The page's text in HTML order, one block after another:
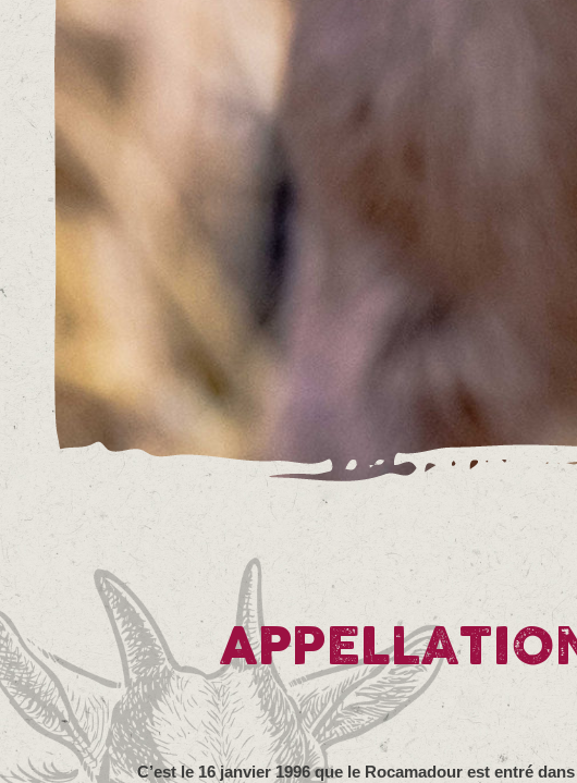
C’est le 16 janvier 1996 que le Rocamadour est entré